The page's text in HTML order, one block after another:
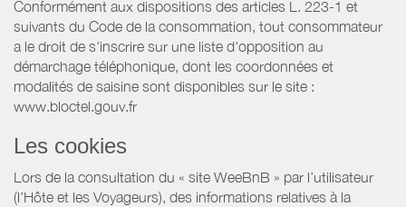
Conformément aux dispositions des articles L. 223-1 et
suivants du Code de la consommation, tout consommateur
a le droit de s'inscrire sur une liste d'opposition au
démarchage téléphonique, dont les coordonnées et
modalités de saisine sont disponibles sur le site :
www.bloctel.gouv.fr
Les cookies
Lors de la consultation du « site WeeBnB » par l’utilisateur
(l’Hôte et les Voyageurs), des informations relatives à la